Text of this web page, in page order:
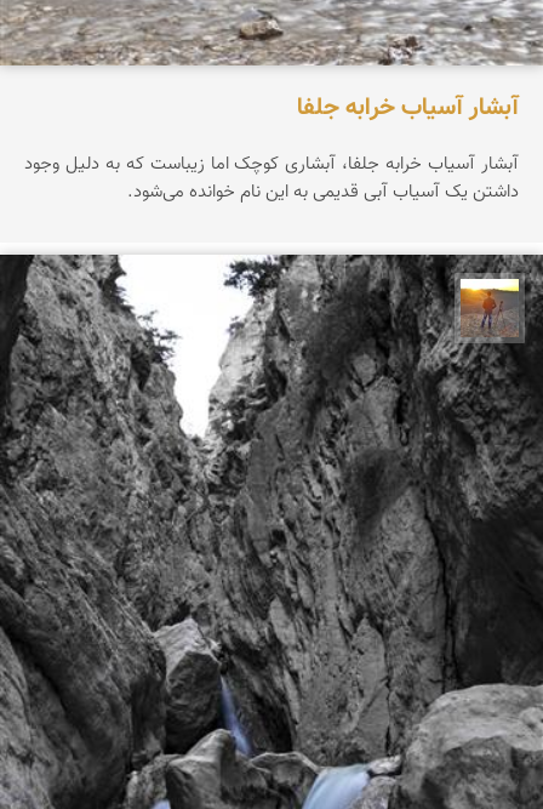
آبشار آسیاب خرابه جلفا
آبشار آسیاب خرابه جلفا، آبشاری کوچک اما زیباست که به دلیل وجود
داشتن یک آسیاب آبی قدیمی به این نام خوانده می‌شود.
مهدی مخلصیان